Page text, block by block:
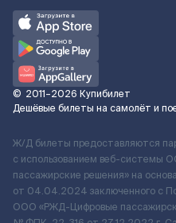
© 2011–2026 Купибилет
Дешёвые билеты на самолёт и
Ж/Д билеты предоставляются
с использованием веб-системы
пассажирские решения» на
от 04.04.2024 заключенного с
ООО «РЖД-Цифровые